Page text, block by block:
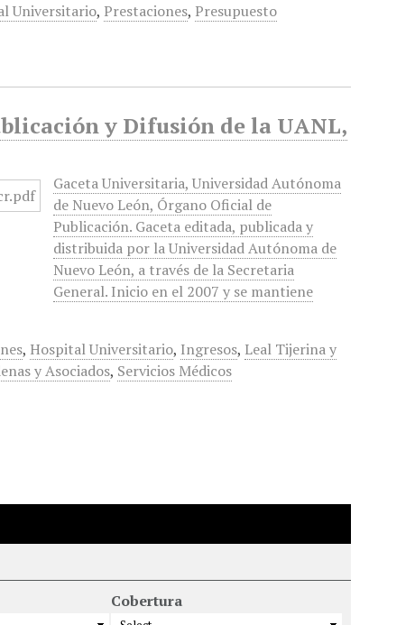
Universitario, Prestaciones, Presupuesto
y Difusión de la UANL,
Gaceta Universitaria, Universidad Autónoma
de Nuevo León, Órgano Oficial de
Publicación. Gaceta editada, publicada y
distribuida por la Universidad Autónoma de
Nuevo León, a través de la Secretaria
General. Inicio en el 2007 y se mantiene
, Hospital Universitario, Ingresos, Leal Tijerina y
y Asociados, Servicios Médicos
Cobertura